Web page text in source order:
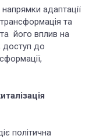
адаптації
та
та його вплив на
доступ до
політична